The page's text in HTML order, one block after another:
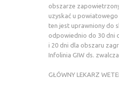
obszarze
uzyskać u
ten jest uprawniony do
odpowiednio do 30 dni
i 20 dni dla obszaru
Infolinia GIW ds.
GŁÓWNY LEKARZ